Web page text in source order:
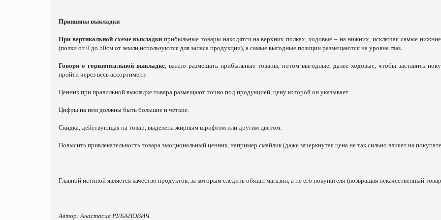
Принципы выкладки
При вертикальной схеме выкладкиприбыльные товары находятся на верхних полках, ходовые – на нижних, исключая самые
(полки от 0 до 50см от земли используются для запаса продукции), а самые выгодные позиции размещаются на уровне глаз.
Говоря о горизонтальной выкладке, важно размещать прибыльные товары, потом выгодные, далее ходовые, чтобы заставить
пройти через весь ассортимент.
Ценник при правильной выкладке товара размещают точно под продукцией, цену которой он указывает.
Цифры на нем должны быть большие и четкие.
Скидка, действующая на товар, выделена жирным шрифтом или другим цветом.
Повысить привлекательность товара эмоциональный ценник, например смайлик (даже зачеркнутая цена не так сильно влияет на
Главной истиной является качество продуктов, за которым следить обязан магазин, а не его покупатели (возвращая некачественный
Автор: Анастасия РУБАНОВИЧ